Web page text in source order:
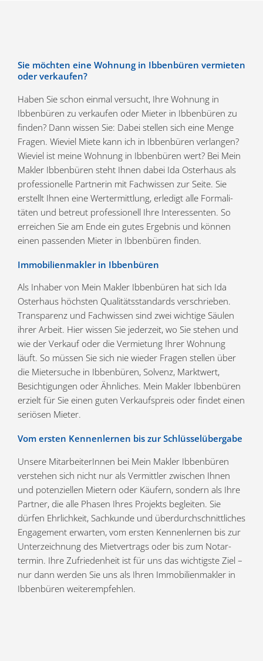
Sie möchten eine Wohnung in Ibben­büren vermieten
oder verkaufen?
Haben Sie schon einmal versucht, Ihre Wohnung in
Ibben­büren zu verkaufen oder Mieter in Ibben­büren zu
finden? Dann wissen Sie: Dabei stellen sich eine Menge
Fragen. Wieviel Miete kann ich in Ibben­büren verlangen?
Wieviel ist meine Wohnung in Ibben­büren wert? Bei Mein
Makler Ibben­büren steht Ihnen dabei Ida Osterhaus als
profes­sio­nelle Partnerin mit Fachwissen zur Seite. Sie
erstellt Ihnen eine Wertermittlung, erledigt alle Forma­li­
täten und betreut profes­sionell Ihre Inter­es­senten. So
erreichen Sie am Ende ein gutes Ergebnis und können
einen passenden Mieter in Ibben­büren finden.
Immobilien­makler in Ibbenbüren
Als Inhaber von Mein Makler Ibben­büren hat sich Ida
Osterhaus höchsten Quali­täts­stan­dards verschrieben.
Trans­parenz und Fachwissen sind zwei wichtige Säulen
ihrer Arbeit. Hier wissen Sie jederzeit, wo Sie stehen und
wie der Verkauf oder die Vermietung Ihrer Wohnung
läuft. So müssen Sie sich nie wieder Fragen stellen über
die Mieter­suche in Ibben­büren, Solvenz, Marktwert,
Besich­ti­gungen oder Ähnliches. Mein Makler Ibben­büren
erzielt für Sie einen guten Verkaufs­preis oder findet einen
seriösen Mieter.
Vom ersten Kennen­lernen bis zur Schlüsselübergabe
Unsere Mitar­bei­te­rInnen bei Mein Makler Ibben­büren
verstehen sich nicht nur als Vermittler zwischen Ihnen
und poten­zi­ellen Mietern oder Käufern, sondern als Ihre
Partner, die alle Phasen Ihres Projekts begleiten. Sie
dürfen Ehrlichkeit, Sachkunde und überdurch­schnitt­liches
Engagement erwarten, vom ersten Kennen­lernen bis zur
Unter­zeichnung des Mietver­trags oder bis zum Notar­
termin. Ihre Zufrie­denheit ist für uns das wichtigste Ziel –
nur dann werden Sie uns als Ihren Immobilien­makler in
Ibben­büren weiterempfehlen.